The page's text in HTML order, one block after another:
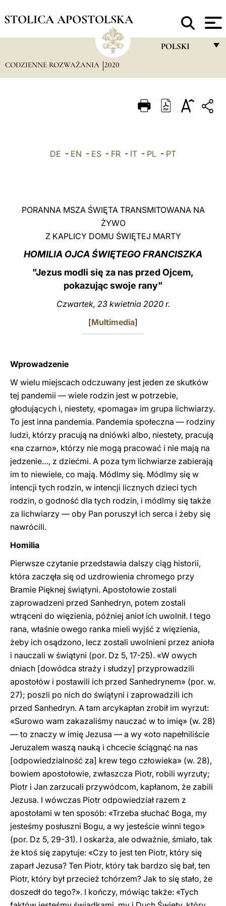
STOLICA APOSTOLSKA
POLSKI
ITALIANO
CODZIENNE ROZWAŻANIA 2020
DE - EN - ES - FR - IT - PL - PT
PORANNA MSZA ŚWIĘTA TRANSMITOWANA NA
ŻYWO
Z KAPLICY DOMU ŚWIĘTEJ MARTY
HOMILIA OJCA ŚWIĘTEGO FRANCISZKA
"Jezus modli się za nas przed Ojcem,
pokazując swoje rany"
Czwartek, 23 kwietnia 2020 r.
[Multimedia]
Wprowadzenie
W wielu miejscach odczuwany jest jeden ze skutków
tej pandemii — wiele rodzin jest w potrzebie,
głodujących i, niestety, «pomaga» im grupa lichwiarzy.
To jest inna pandemia. Pandemia społeczna — rodziny
ludzi, którzy pracują na dniówki albo, niestety, pracują
«na czarno», którzy nie mogą pracować i nie mają na
jedzenie…, z dziećmi. A poza tym lichwiarze zabierają
im to niewiele, co mają. Módlmy się. Módlmy się w
intencji tych rodzin, w intencji licznych dzieci tych
rodzin, o godność dla tych rodzin, i módlmy się także
za lichwiarzy — oby Pan poruszył ich serca i żeby się
nawrócili.
Homilia
Pierwsze czytanie przedstawia dalszy ciąg historii,
która zaczęła się od uzdrowienia chromego przy
Bramie Pięknej świątyni. Apostołowie zostali
zaprowadzeni przed Sanhedryn, potem zostali
wtrąceni do więzienia, później anioł ich uwolnił. I tego
rana, właśnie owego ranka mieli wyjść z więzienia,
żeby ich osądzono, lecz zostali uwolnieni przez anioła
i nauczali w świątyni (por. Dz 5, 17-25). «W owych
dniach [dowódca straży i słudzy] przyprowadzili
apostołów i postawili ich przed Sanhedrynem» (por. w.
27); poszli po nich do świątyni i zaprowadzili ich
przed Sanhedryn. A tam arcykapłan zrobił im wyrzut:
«Surowo wam zakazaliśmy nauczać w to imię» (w. 28)
— to znaczy w imię Jezusa — a wy «oto napełniliście
Jeruzalem waszą nauką i chcecie ściągnąć na nas
[odpowiedzialność za] krew tego człowieka» (w. 28),
bowiem apostołowie, zwłaszcza Piotr, robili wyrzuty;
Piotr i Jan zarzucali przywódcom, kapłanom, że zabili
Jezusa. I wówczas Piotr odpowiedział razem z
apostołami w ten sposób: «Trzeba słuchać Boga, my
jesteśmy posłuszni Bogu, a wy jesteście winni tego»
(por. Dz 5, 29-31). I oskarża, ale odważnie, śmiało, tak
że ktoś się zapytuje: «Czy to jest ten Piotr, który się
zaparł Jezusa? Ten Piotr, który tak bardzo się bał, ten
Piotr, który był przecież tchórzem? Jak to się stało, że
doszedł do tego?». I kończy, mówiąc także: «Tych